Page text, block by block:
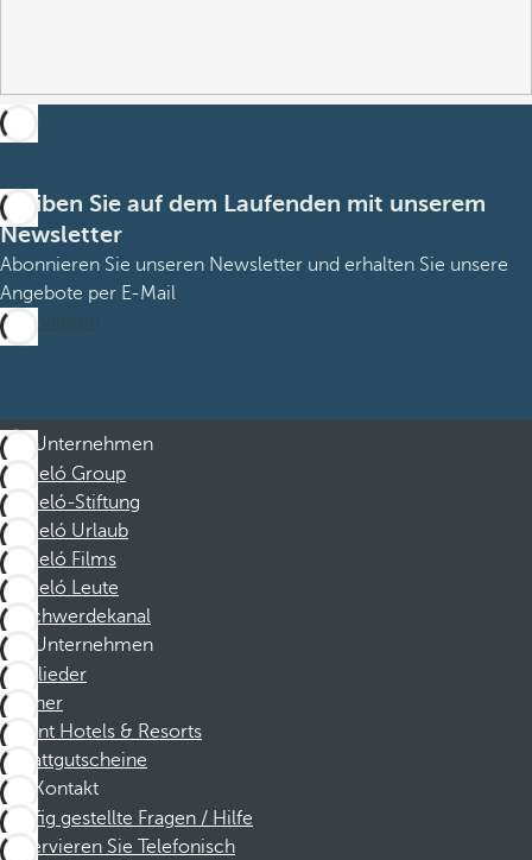
Bleiben Sie auf dem Laufenden mit unserem
Newsletter
Abonnieren Sie unseren Newsletter und erhalten Sie unsere
Angebote per E-Mail
Abonnieren
Unternehmen
Barceló Group
Barceló-Stiftung
Barceló Urlaub
Barceló Films
Barceló Leute
Beschwerdekanal
Unternehmen
Mitglieder
Partner
Dorint Hotels & Resorts
Rabattgutscheine
Kontakt
Häufig gestellte Fragen / Hilfe
Reservieren Sie Telefonisch